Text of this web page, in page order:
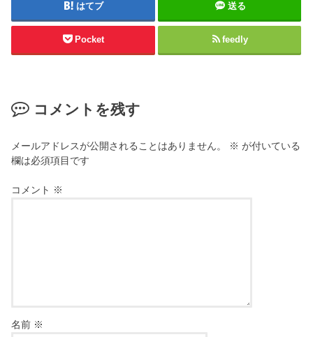
はてブ 送る
Pocket feedly
コメントを残す
メールアドレスが公開されることはありません。 ※ が付いている
欄は必須項目です
コメント ※
名前 ※